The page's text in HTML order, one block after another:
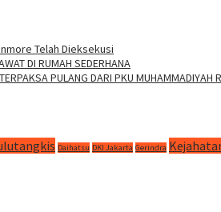
Telah Dieksekusi
DI RUMAH SEDERHANA
PULANG DARI PKU MUHAMMADIYAH
Daihatsu DKI Jakarta Gerindra